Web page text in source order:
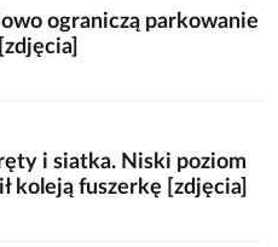
ograniczą parkowanie
i siatka. Niski poziom
koleją fuszerkę [zdjęcia]